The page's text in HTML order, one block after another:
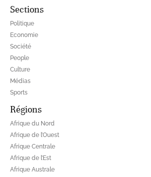
Sections
Politique
Economie
Société
People
Culture
Médias
Sports
Régions
Afrique du Nord
Afrique de l’Ouest
Afrique Centrale
Afrique de l’Est
Afrique Australe